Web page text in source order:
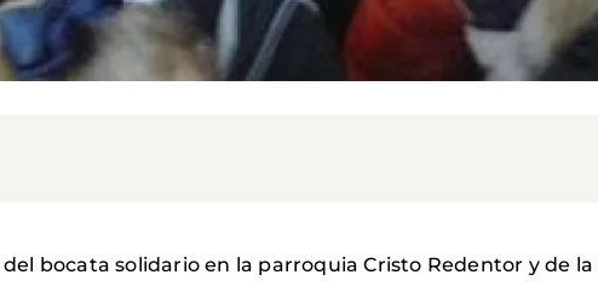
bocata solidario en la parroquia Cristo Redentor y de la